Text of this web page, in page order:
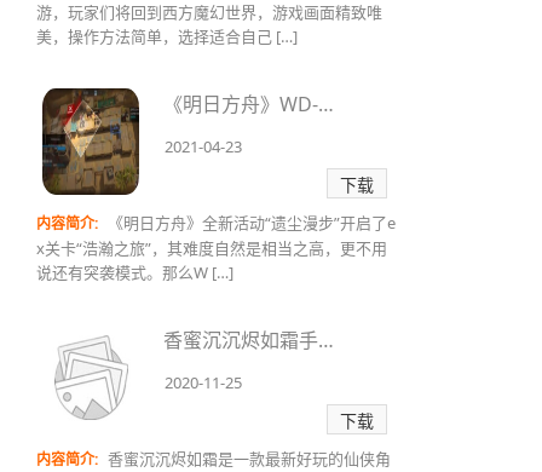
游，玩家们将回到西方魔幻世界，游戏画面精致唯
美，操作方法简单，选择适合自己 […]
《明日方舟》WD-EX-1突袭怎么过?WD-EX-1打法技巧攻略
2021-04-23
下载
内容简介:
《明日方舟》全新活动“遗尘漫步”开启了e
x关卡“浩瀚之旅”，其难度自然是相当之高，更不用
说还有突袭模式。那么W […]
香蜜沉沉烬如霜手游官网
2020-11-25
下载
内容简介: 香蜜沉沉烬如霜是一款最新好玩的仙侠角